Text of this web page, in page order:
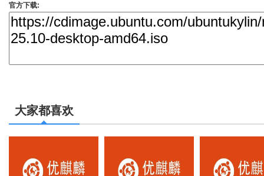
官方下载:
大家都喜欢